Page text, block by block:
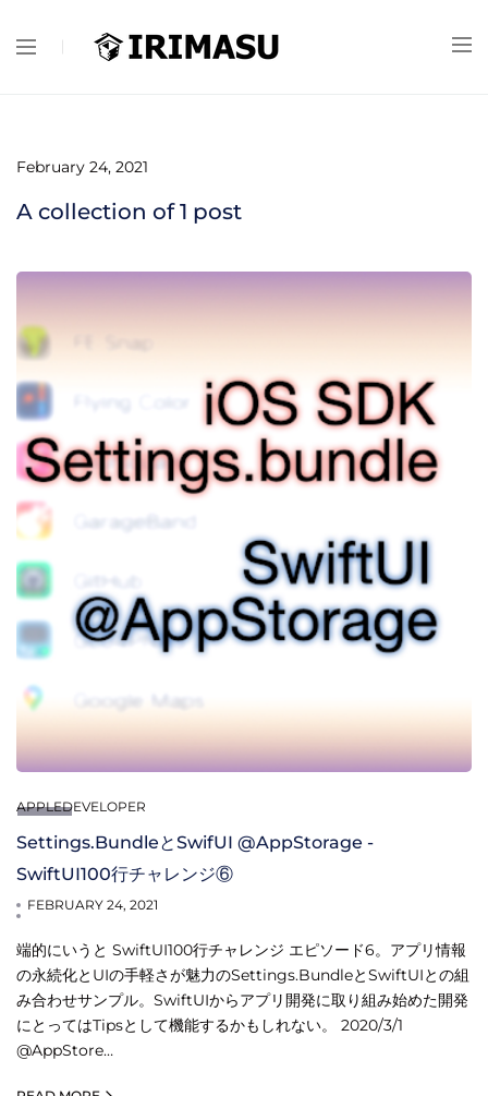
February 24, 2021
A collection of1 post
APPLEDEVELOPER
Settings.BundleとSwifUI @AppStorage -
SwiftUI100行チャレンジ⑥
FEBRUARY 24, 2021
端的にいうと SwiftUI100行チャレンジ エピソード6。アプリ情報
の永続化とUIの手軽さが魅力のSettings.BundleとSwiftUIとの組
み合わせサンプル。SwiftUIからアプリ開発に取り組み始めた開発
にとってはTipsとして機能するかもしれない。 2020/3/1
@AppStore…